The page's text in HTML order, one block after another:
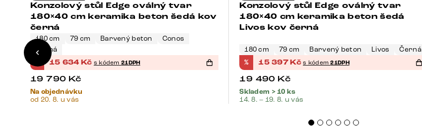
Konzolový stůl Edge oválný tvar
180×40 cm keramika beton šedá kov
černá
180 cm 79 cm Barvený beton
Conos
Černá
15 634 Kč s kódem21DPH
19 790 Kč
Na objednávku
od 20. 8. u vás
Konzolový stůl Edge oválný tvar
180×40 cm keramika beton šedá
Livos kov černá
180 cm 79 cm Barvený beton Livos Černá
% 15 397Kč s kódem21DPH
19 490 Kč
Skladem > 10 ks
14. 8. – 19. 8. u vás